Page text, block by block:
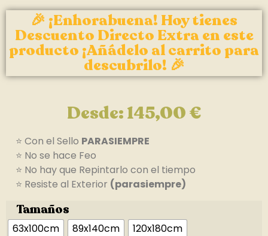
🎉 ¡Enhorabuena! Hoy tienes
Descuento Directo Extra en este
producto ¡Añádelo al carrito para
descubrilo! 🎉
Desde:145,00€
⭐ Con el Sello PARASIEMPRE
⭐ No se hace Feo
⭐ No hay que Repintarlo con el tiempo
⭐ Resiste al Exterior (parasiempre)
Tamaños
63x100cm 89x140cm 120x180cm